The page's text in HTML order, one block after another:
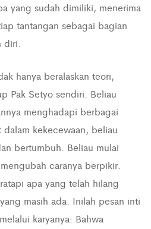
yang sudah dimiliki, menerima
tantangan sebagai bagian
diri.
hanya beralaskan teori,
Pak Setyo sendiri. Beliau
menghadapi berbagai
kekecewaan, beliau
bertumbuh. Beliau mulai
caranya berpikir.
apa yang telah hilang
masih ada. Inilah pesan inti
karyanya: Bahwa